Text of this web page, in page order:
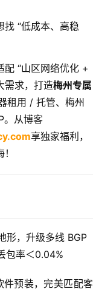
找 “低成本、高稳
配 “山区网络优化 +
需求，打造梅州专属
租用 / 托管、梅州
。从博客
享独家福利，
形，升级多线 BGP
包率＜0.04%
件预装，完美匹配客